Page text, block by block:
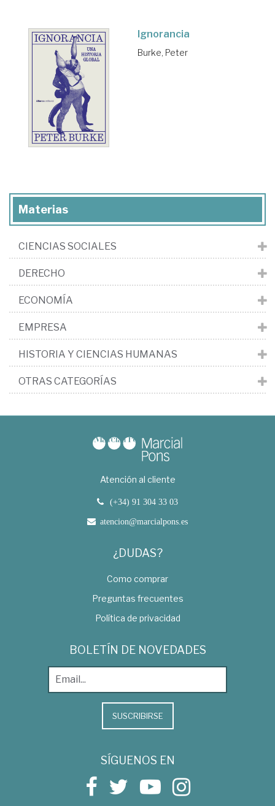
Ignorancia
Burke, Peter
Materias
CIENCIAS SOCIALES
DERECHO
ECONOMÍA
EMPRESA
HISTORIA Y CIENCIAS HUMANAS
OTRAS CATEGORÍAS
Atención al cliente
(+34) 91 304 33 03
atencion@marcialpons.es
¿DUDAS?
Como comprar
Preguntas frecuentes
Política de privacidad
BOLETÍN DE NOVEDADES
SUSCRIBIRSE
SÍGUENOS EN